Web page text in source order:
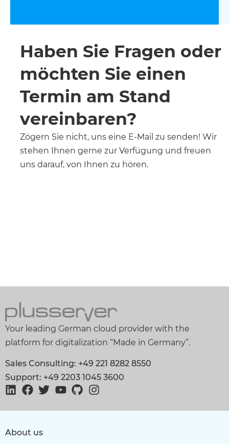
Haben Sie Fragen oder
möchten Sie einen
Termin am Stand
vereinbaren?
Zögern Sie nicht, uns eine E-Mail zu senden! Wir
stehen Ihnen gerne zur Verfügung und freuen
uns darauf, von Ihnen zu hören.
Your leading German cloud provider with the
platform for digitalization “Made in Germany”.
Sales Consulting: +49 221 8282 8550
Support: +49 2203 1045 3600
About us